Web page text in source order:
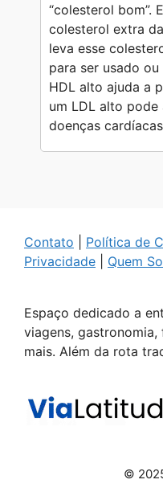
“colesterol bom”.
colesterol extra
leva esse
para ser usado
HDL alto ajuda a
um LDL alto
doenças
Contato Política de
Privacidade
Quem
Espaço dedicado a
viagens,
mais. Além da rota
©